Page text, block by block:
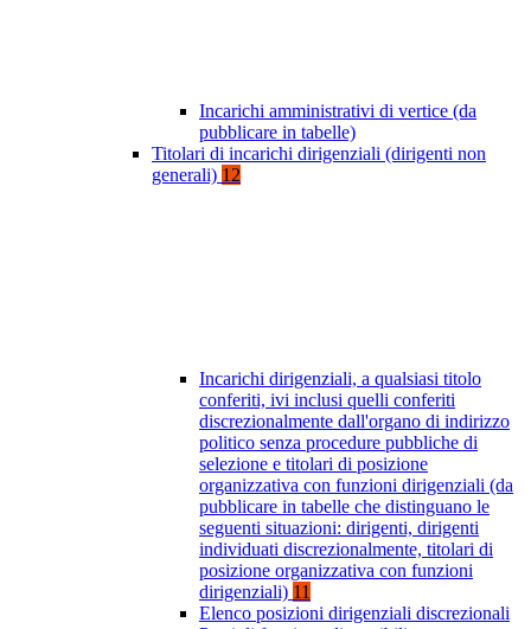
Incarichi amministrativi di vertice (da
pubblicare in tabelle)
Titolari di incarichi dirigenziali (dirigenti non
generali) 12
Incarichi dirigenziali, a qualsiasi titolo
conferiti, ivi inclusi quelli conferiti
discrezionalmente dall'organo di indirizzo
politico senza procedure pubbliche di
selezione e titolari di posizione
organizzativa con funzioni dirigenziali (da
pubblicare in tabelle che distinguano le
seguenti situazioni: dirigenti, dirigenti
individuati discrezionalmente, titolari di
posizione organizzativa con funzioni
dirigenziali) 11
Elenco posizioni dirigenziali discrezionali